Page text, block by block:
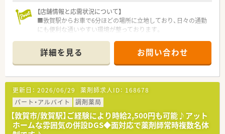
い診療科目の処方箋に柔軟に対応している方が活躍していま
す。
■患者様の健康相談に対して親身になって寄り添い、丁寧でわか
りやすい服薬指導を日々実践している方が高く評価されていま
す。
■在宅業務において地域の多職種と円滑なコミュニケーション
を図り、地域医療のネットワーク構築に貢献している方がいま
す。
【店舗情報と応需状況について】
■敦賀駅からお車で6分ほどの場所に立地しており、日々の通勤
にも便利な通いやすい環境が整っております。
80枚ほど幅広く応需し地域医療に貢献しています。
■精神科や内科から外科や救急科まで多岐にわたる処方箋を経
験できるため薬剤師としての対応力が身につきます。
【法人特徴について】
■創業から80年以上という長い歴史を持ち、地域の方々から厚
い信頼を得ている非常に安定した老舗の企業です。
■代表ご自身も現場に入り気さくにコミュニケーションを取る
ため、風通しが良く働きやすい社風が特徴です。
■地域貢献を最優先に考えて採算度外視の設備投資を行うなど、
詳細を見る お問い合わせ
更新日： 2026/06/29 薬剤師求人ID： 168678
パート・アルバイト
調剤薬局
【敦賀市/敦賀駅】ご経験により時給2,500円も可能♪アット
ホームな雰囲気の併設DGS◆面対応で薬剤師常時複数名体